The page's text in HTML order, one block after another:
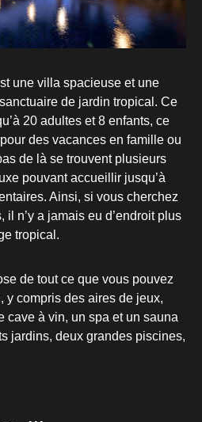
une villa spacieuse et une
de jardin tropical. Ce
20 adultes et 8 enfants, ce
des vacances en famille ou
de là se trouvent plusieurs
pouvant accueillir jusqu’à
Ainsi, si vous cherchez
n’y a jamais eu d’endroit plus
tropical.
de tout ce que vous pouvez
y compris des aires de jeux,
cave à vin, un spa et un sauna
jardins, deux grandes piscines,